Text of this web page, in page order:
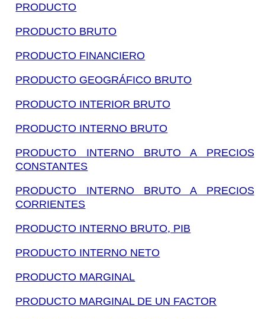
PRODUCTO
PRODUCTO BRUTO
PRODUCTO FINANCIERO
PRODUCTO GEOGRÁFICO BRUTO
PRODUCTO INTERIOR BRUTO
PRODUCTO INTERNO BRUTO
PRODUCTO INTERNO BRUTO A PRECIOS
CONSTANTES
PRODUCTO INTERNO BRUTO A PRECIOS
CORRIENTES
PRODUCTO INTERNO BRUTO, PIB
PRODUCTO INTERNO NETO
PRODUCTO MARGINAL
PRODUCTO MARGINAL DE UN FACTOR